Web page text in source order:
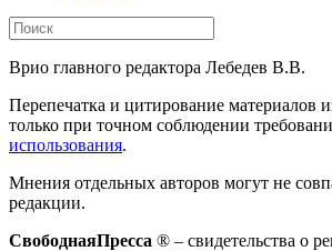
Врио главного редактора Лебедев В.В.
Перепечатка и цитирование материалов
только при точном соблюдении
использования.
Мнения отдельных авторов могут не
редакции.
СвободнаяПресса ® – свидетельства о